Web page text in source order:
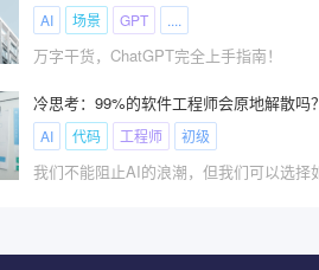
AI 场景 GPT ....
万字干货，ChatGPT完全上手指南！
冷思考：99%的软件工程师会原地解散吗？
AI 代码 工程师 初级